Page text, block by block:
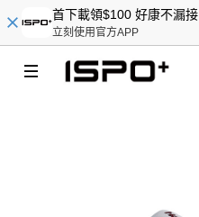
首下載領$100 好康不漏接
立刻使用官方APP